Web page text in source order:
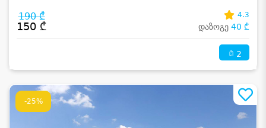
190 ₾
150 ₾
4.3
დაზოგე 40 ₾
2
-25%